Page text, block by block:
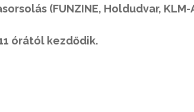
(FUNZINE, Holdudvar,
órától kezdődik.